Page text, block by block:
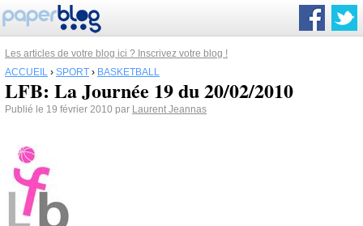
Les articles de votre blog ici ? Inscrivez votre blog !
ACCUEIL › SPORT › BASKETBALL
LFB: La Journée 19 du 20/02/2010
Publié le 19 février 2010 par Laurent Jeannas